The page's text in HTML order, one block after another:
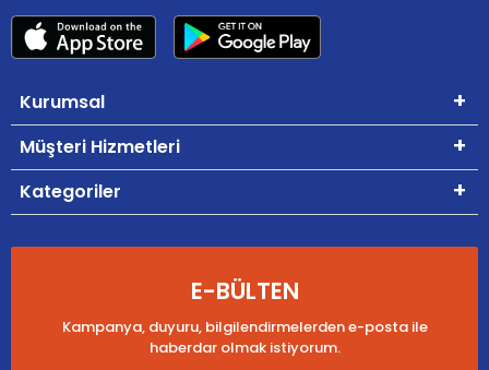
Kurumsal
Müşteri Hizmetleri
Kategoriler
E-BÜLTEN
Kampanya, duyuru, bilgilendirmelerden e-posta ile
haberdar olmak istiyorum.